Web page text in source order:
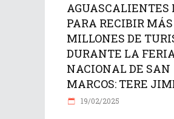
AGUASCALIENTES
PARA RECIBIR MÁS
MILLONES DE
DURANTE LA
NACIONAL DE SAN
MARCOS: TERE
19/02/2025